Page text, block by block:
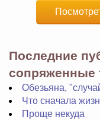
Последние
сопряженные
Обезьяна,
Что сначала
Проще некуда